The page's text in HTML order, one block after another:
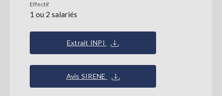
Effectif
1 ou 2 salariés
Extrait INPI
Avis SIRENE